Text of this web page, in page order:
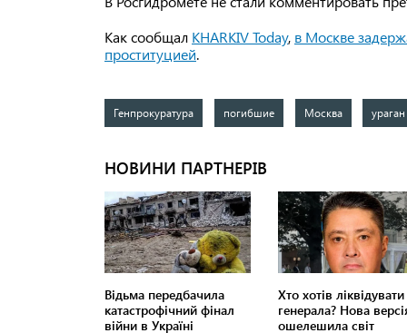
Как сообщал KHARKIV Today, в Москве
проституцией.
Генпрокуратура погибшие Москва ураган